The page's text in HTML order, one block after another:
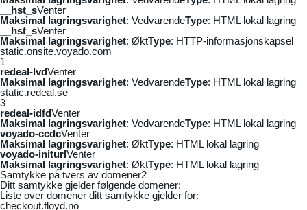
__hst_sVenter
Maksimal lagringsvarighet: VedvarendeType: HTML lokal lagring
__hst_sVenter
Maksimal lagringsvarighet: ØktType: HTTP-informasjonskapsel
static.onsite.voyado.com
1
redeal-lvdVenter
Maksimal lagringsvarighet: VedvarendeType: HTML lokal lagring
static.redeal.se
3
redeal-idfdVenter
Maksimal lagringsvarighet: VedvarendeType: HTML lokal lagring
voyado-ccdcVenter
Maksimal lagringsvarighet: ØktType: HTML lokal lagring
voyado-initurlVenter
Maksimal lagringsvarighet: ØktType: HTML lokal lagring
Samtykke på tvers av domener2
Ditt samtykke gjelder følgende domener:
Liste over domener ditt samtykke gjelder for:
checkout.floyd.no